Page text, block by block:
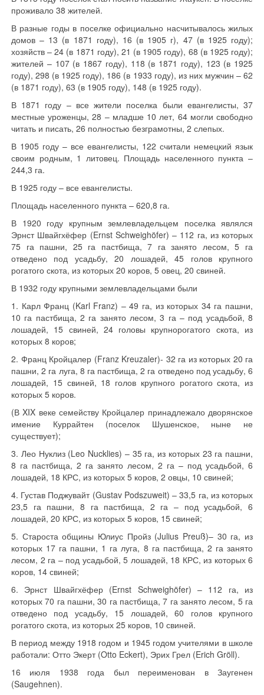
проживало 38 жителей.
В разные годы в поселке официально насчитывалось жилых
домов – 13 (в 1871 году), 16 (в 1905 г), 47 (в 1925 году);
хозяйств – 24 (в 1871 году), 21 (в 1905 году), 68 (в 1925 году);
жителей – 107 (в 1867 году), 118 (в 1871 году), 123 (в 1925
году), 298 (в 1925 году), 186 (в 1933 году), из них мужчин – 62
(в 1871 году), 63 (в 1905 году), 148 (в 1925 году).
В 1871 году – все жители поселка были евангелисты, 37
местные уроженцы, 28 – младше 10 лет, 64 могли свободно
читать и писать, 26 полностью безграмотны, 2 слепых.
В 1905 году – все евангелисты, 122 считали немецкий язык
своим родным, 1 литовец. Площадь населенного пункта –
244,3 га.
В 1925 году – все евангелисты.
Площадь населенного пункта – 620,8 га.
В 1920 году крупным землевладельцем поселка являлся
Эрнст Швайгхёфер (Ernst Schweighöfer) – 112 га, из которых
75 га пашни, 25 га пастбища, 7 га занято лесом, 5 га
отведено под усадьбу, 20 лошадей, 45 голов крупного
рогатого скота, из которых 20 коров, 5 овец, 20 свиней.
В 1932 году крупными землевладельцами были
1. Карл Франц (Karl Franz) – 49 га, из которых 34 га пашни,
10 га пастбища, 2 га занято лесом, 3 га – под усадьбой, 8
лошадей, 15 свиней, 24 головы крупнорогатого скота, из
которых 8 коров;
2. Франц Кройцалер (Franz Kreuzaler)- 32 га из которых 20 га
пашни, 2 га луга, 8 га пастбища, 2 га отведено под усадьбу, 6
лошадей, 15 свиней, 18 голов крупного рогатого скота, из
которых 5 коров.
(В XIX веке семейству Кройцалер принадлежало дворянское
имение Куррайтен (поселок Шушенское, ныне не
существует);
3. Лео Нуклиз (Leo Nucklies) – 35 га, из которых 23 га пашни,
8 га пастбища, 2 га занято лесом, 2 га – под усадьбой, 6
лошадей, 18 КРС, из которых 5 коров, 2 овцы, 10 свиней;
4. Густав Поджувайт (Gustav Podszuweit) – 33,5 га, из которых
23,5 га пашни, 8 га пастбища, 2 га – под усадьбой, 6
лошадей, 20 КРС, из которых 5 коров, 15 свиней;
5. Староста общины Юлиус Пройз (Julius Preuß)– 30 га, из
которых 17 га пашни, 1 га луга, 8 га пастбища, 2 га занято
лесом, 2 га – под усадьбой, 5 лошадей, 18 КРС, из которых 6
коров, 14 свиней;
6. Эрнст Швайгхёфер (Ernst Schweighöfer) – 112 га, из
которых 70 га пашни, 30 га пастбища, 7 га занято лесом, 5 га
отведено под усадьбу, 15 лошадей, 60 голов крупного
рогатого скота, из которых 25 коров, 10 свиней.
В период между 1918 годом и 1945 годом учителями в школе
работали: Отто Экерт (Otto Eckert), Эрих Грел (Erich Gröll).
16 июля 1938 года был переименован в Заугенен
(Saugehnen).